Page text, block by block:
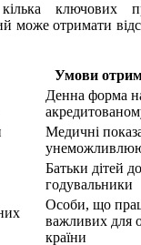
кілька ключових
може отримати
Умови
Денна форма
Медичні
Батьки дітей
годувальники
Особи, що
важливих для
країни